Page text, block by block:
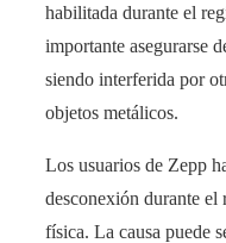
habilitada durante el
importante asegurarse
siendo interferida por
objetos metálicos.
Los usuarios de Zepp
desconexión durante el
física. La causa puede